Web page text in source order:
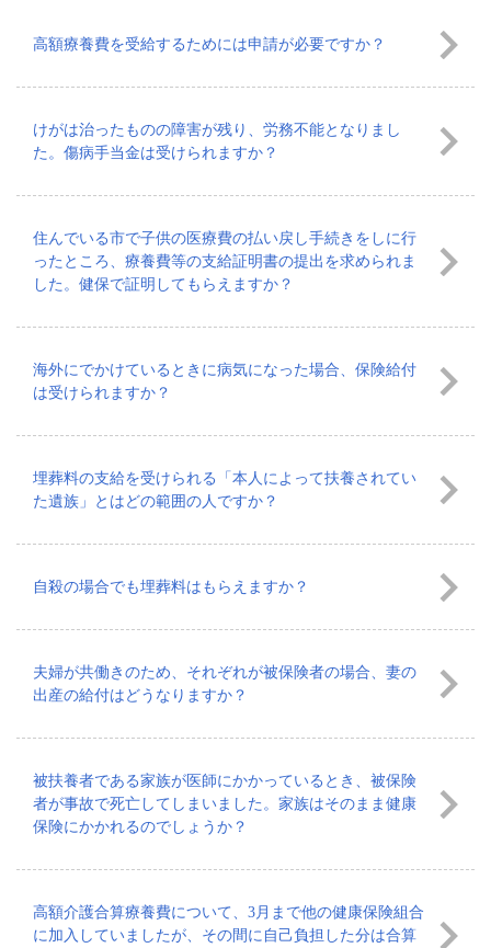
高額療養費を受給するためには申請が必要ですか？
けがは治ったものの障害が残り、労務不能となりまし
た。傷病手当金は受けられますか？
住んでいる市で子供の医療費の払い戻し手続きをしに行
ったところ、療養費等の支給証明書の提出を求められま
した。健保で証明してもらえますか？
海外にでかけているときに病気になった場合、保険給付
は受けられますか？
埋葬料の支給を受けられる「本人によって扶養されてい
た遺族」とはどの範囲の人ですか？
自殺の場合でも埋葬料はもらえますか？
夫婦が共働きのため、それぞれが被保険者の場合、妻の
出産の給付はどうなりますか？
被扶養者である家族が医師にかかっているとき、被保険
者が事故で死亡してしまいました。家族はそのまま健康
保険にかかれるのでしょうか？
高額介護合算療養費について、3月まで他の健康保険組合
に加入していましたが、その間に自己負担した分は合算